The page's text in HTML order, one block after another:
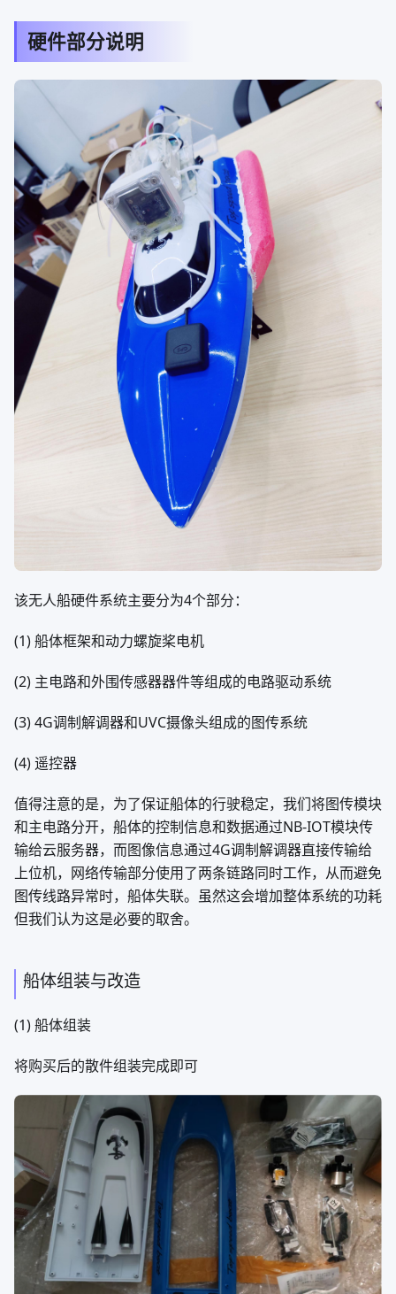
硬件部分说明
该无人船硬件系统主要分为4个部分：
(1) 船体框架和动力螺旋桨电机
(2) 主电路和外围传感器器件等组成的电路驱动系统
(3) 4G调制解调器和UVC摄像头组成的图传系统
(4) 遥控器
值得注意的是，为了保证船体的行驶稳定，我们将图传模块
和主电路分开，船体的控制信息和数据通过NB-IOT模块传
输给云服务器，而图像信息通过4G调制解调器直接传输给
上位机，网络传输部分使用了两条链路同时工作，从而避免
图传线路异常时，船体失联。虽然这会增加整体系统的功耗
但我们认为这是必要的取舍。
船体组装与改造
(1) 船体组装
将购买后的散件组装完成即可